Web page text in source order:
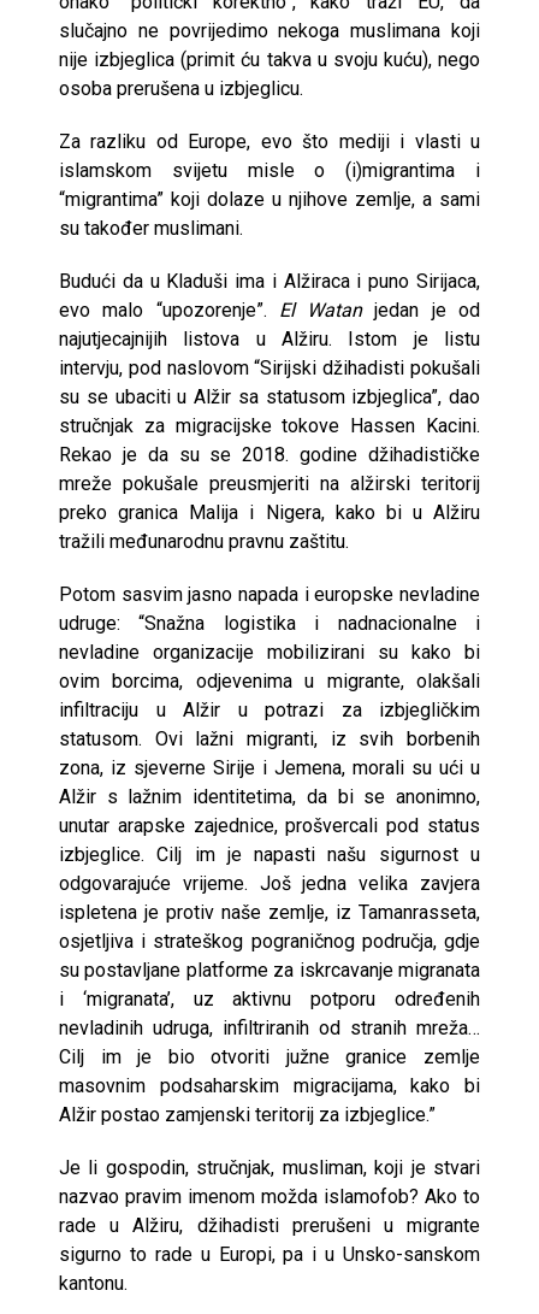
slučajno ne povrijedimo nekoga muslimana koji
nije izbjeglica (primit ću takva u svoju kuću), nego
osoba prerušena u izbjeglicu.
Za razliku od Europe, evo što mediji i vlasti u
islamskom svijetu misle o (i)migrantima i
“migrantima” koji dolaze u njihove zemlje, a sami
su također muslimani.
Budući da u Kladuši ima i Alžiraca i puno Sirijaca,
evo malo “upozorenje”. El Watanjedan je od
najutjecajnijih listova u Alžiru. Istom je listu
intervju, pod naslovom “Sirijski džihadisti pokušali
su se ubaciti u Alžir sa statusom izbjeglica”, dao
stručnjak za migracijske tokove Hassen Kacini.
Rekao je da su se 2018. godine džihadističke
mreže pokušale preusmjeriti na alžirski teritorij
preko granica Malija i Nigera, kako bi u Alžiru
tražili međunarodnu pravnu zaštitu.
Potom sasvim jasno napada i europske nevladine
udruge: “Snažna logistika i nadnacionalne i
nevladine organizacije mobilizirani su kako bi
ovim borcima, odjevenima u migrante, olakšali
infiltraciju u Alžir u potrazi za izbjegličkim
statusom. Ovi lažni migranti, iz svih borbenih
zona, iz sjeverne Sirije i Jemena, morali su ući u
Alžir s lažnim identitetima, da bi se anonimno,
unutar arapske zajednice, prošvercali pod status
izbjeglice. Cilj im je napasti našu sigurnost u
odgovarajuće vrijeme. Još jedna velika zavjera
ispletena je protiv naše zemlje, iz Tamanrasseta,
osjetljiva i strateškog pograničnog područja, gdje
su postavljane platforme za iskrcavanje migranata
i ‘migranata’, uz aktivnu potporu određenih
nevladinih udruga, infiltriranih od stranih mreža…
Cilj im je bio otvoriti južne granice zemlje
masovnim podsaharskim migracijama, kako bi
Alžir postao zamjenski teritorij za izbjeglice.”
Je li gospodin, stručnjak, musliman, koji je stvari
nazvao pravim imenom možda islamofob? Ako to
rade u Alžiru, džihadisti prerušeni u migrante
sigurno to rade u Europi, pa i u Unsko-sanskom
kantonu.